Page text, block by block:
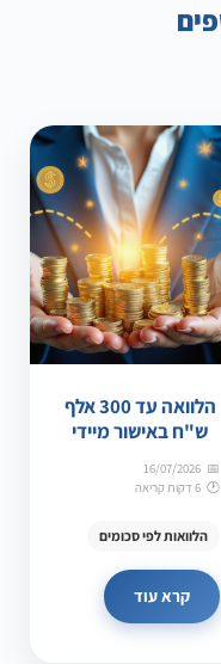
הלוואה עד 300 אלף
ש"ח באישור מיידי
16/07/2026
6 דקות קריאה
הלוואות לפי סכומים
קרא עוד